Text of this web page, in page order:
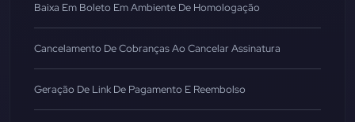
Baixa Em Boleto Em Ambiente De Homologação
Cancelamento De Cobranças Ao Cancelar Assinatura
Geração De Link De Pagamento E Reembolso